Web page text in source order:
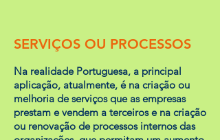
SERVIÇOS OU PROCESSOS
Na realidade Portuguesa, a principal
aplicação, atualmente, é na criação ou
melhoria de serviços que as empresas
prestam e vendem a terceiros e na criação
ou renovação de processos internos das